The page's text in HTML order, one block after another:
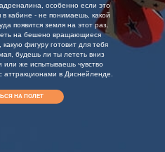
особенно если это
кабине - не понимаешь, какой
появится земля на этот раз.
на бешено вращающиеся
фигуру готовит для тебя
будешь ли ты лететь вниз
или же испытываешь чувство
в Диснейленде.
НА ПОЛЕТ